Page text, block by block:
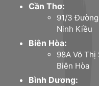
Cần Thơ:
91/3
Ninh Kiều
Biên Hòa:
98A Võ Thị
Biên Hòa
Bình Dương: